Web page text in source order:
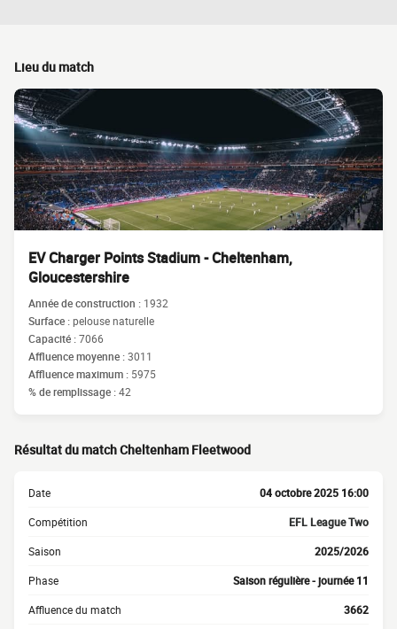
Lieu du match
EV Charger Points Stadium - Cheltenham,
Gloucestershire
Année de construction : 1932
Surface :pelouse naturelle
Capacité :7066
Affluence moyenne :3011
Affluence maximum : 5975
% de remplissage :42
Résultat du match Cheltenham Fleetwood
Date 04 octobre 2025 16:00
Compétition EFL League Two
Saison 2025/2026
Phase Saison régulière - journée 11
Affluence du match 3662